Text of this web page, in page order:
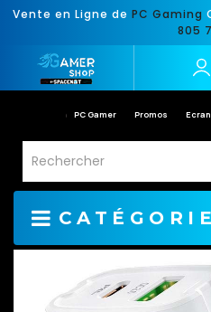
Vente en Ligne de PC Gaming
805
PC Gamer Promos Ecran